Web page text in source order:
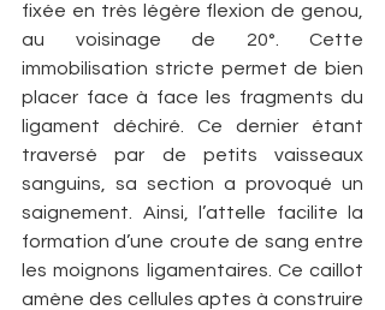
fixée en très légère flexion de genou,
au voisinage de 20°. Cette
immobilisation stricte permet de bien
placer face à face les fragments du
ligament déchiré. Ce dernier étant
traversé par de petits vaisseaux
sanguins, sa section a provoqué un
saignement. Ainsi, l’attelle facilite la
formation d’une croute de sang entre
les moignons ligamentaires. Ce caillot
amène des cellules aptes à construire